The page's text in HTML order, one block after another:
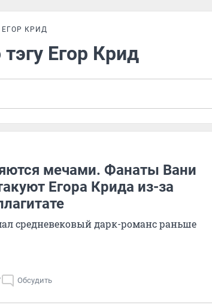
ЕГОР КРИД
Егор Крид
мечами. Фанаты Вани
Егора Крида из-за
средневековый дарк-романс раньше
Обсудить